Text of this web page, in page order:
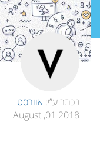
בלוג
נכתב ע”י: אוורסט
2018 01, August